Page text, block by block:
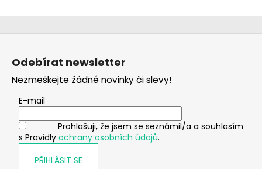
Z
Odebírat newsletter
Nezmeškejte žádné novinky či slevy!
E-mail
Prohlašuji, že jsem se seznámil/a a souhlasím
s Pravidly ochrany osobních údajů.
PŘIHLÁSIT SE